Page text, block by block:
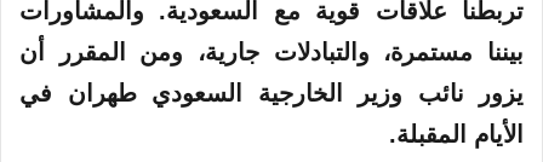
تربطنا علاقات قوية مع السعودية. والمشاورات
بيننا مستمرة، والتبادلات جارية، ومن المقرر أن
يزور نائب وزير الخارجية السعودي طهران في
الأيام المقبلة.